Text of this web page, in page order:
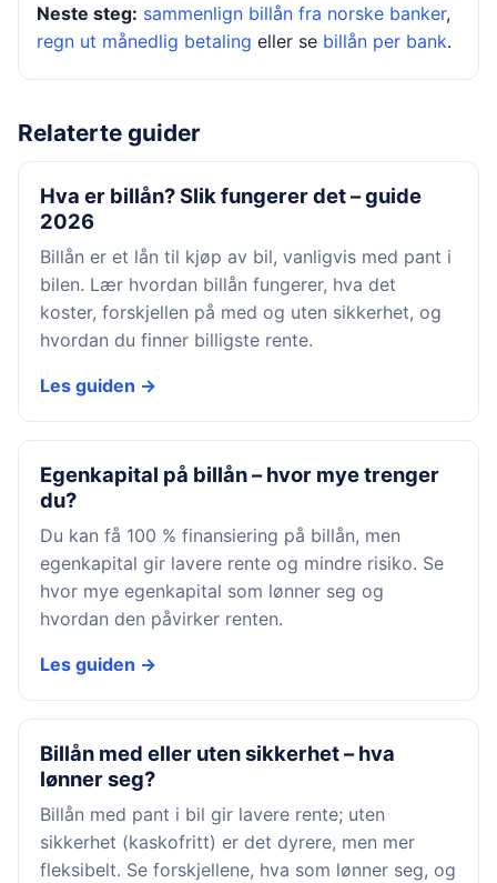
Neste steg: sammenlign billån fra norske banker,
regn ut månedlig betaling eller se billån per bank.
Relaterte guider
Hva er billån? Slik fungerer det – guide
2026
Billån er et lån til kjøp av bil, vanligvis med pant i
bilen. Lær hvordan billån fungerer, hva det
koster, forskjellen på med og uten sikkerhet, og
hvordan du finner billigste rente.
Les guiden →
Egenkapital på billån – hvor mye trenger
du?
Du kan få 100 % finansiering på billån, men
egenkapital gir lavere rente og mindre risiko. Se
hvor mye egenkapital som lønner seg og
hvordan den påvirker renten.
Les guiden →
Billån med eller uten sikkerhet – hva
lønner seg?
Billån med pant i bil gir lavere rente; uten
sikkerhet (kaskofritt) er det dyrere, men mer
fleksibelt. Se forskjellene, hva som lønner seg, og